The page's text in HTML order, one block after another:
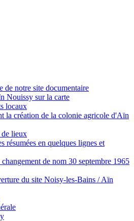
de notre site documentaire
Nouissy sur la carte
locaux
la création de la colonie agricole d'Aïn
de lieux
résumées en quelques lignes et
de nom 30 septembre 1965
du site Noisy-les-Bains / Aïn